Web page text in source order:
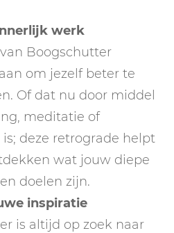
werk
Boogschutter
om jezelf beter te
Of dat nu door middel
meditatie of
deze retrograde helpt
wat jouw diepe
doelen zijn.
inspiratie
is altijd op zoek naar